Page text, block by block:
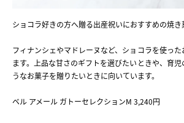
ショコラ好きの方へ贈る出産祝いにおすすめの焼き
フィナンシェやマドレーヌなど、ショコラを使っ
ます。上品な甘さのギフトを選びたいときや、育
うなお菓子を贈りたいときに向いています。
ベル アメール ガトーセレクションM 3,240円